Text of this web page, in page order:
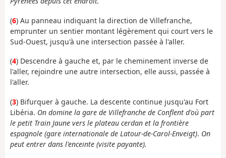
(6) Au panneau indiquant la direction de Villefranche,
emprunter un sentier montant légèrement qui court vers le
Sud-Ouest, jusqu'à une intersection passée à l'aller.
(4) Descendre à gauche et, par le cheminement inverse de
l'aller, rejoindre une autre intersection, elle aussi, passée à
l'aller.
(3) Bifurquer à gauche. La descente continue jusqu'au Fort
Libéria. On domine la gare de Villefranche de Conflent d'où part
le petit Train Jaune vers le plateau cerdan et la frontière
espagnole (gare internationale de Latour-de-Carol-Enveigt). On
peut entrer dans l'enceinte (visite payante).